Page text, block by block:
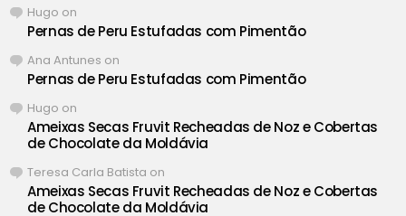
Hugo on
Pernas de Peru Estufadas com Pimentão
Ana Antunes on
Pernas de Peru Estufadas com Pimentão
Hugo on
Ameixas Secas Fruvit Recheadas de Noz e Cobertas
de Chocolate da Moldávia
Teresa Carla Batista on
Ameixas Secas Fruvit Recheadas de Noz e Cobertas
de Chocolate da Moldávia